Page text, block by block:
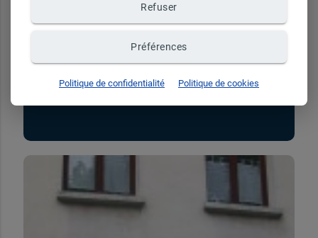
Refuser
Préférences
Politique de confidentialité Politique de cookies